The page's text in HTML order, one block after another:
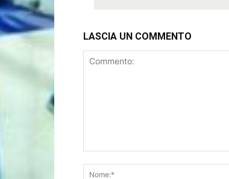
LASCIA UN COMMENTO